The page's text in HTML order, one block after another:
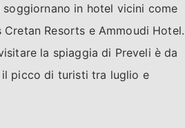
in hotel vicini come
Cretan Resorts e Ammoudi Hotel.
la spiaggia di Preveli è da
picco di turisti tra luglio e